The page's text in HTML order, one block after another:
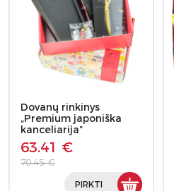
Dovanų rinkinys
„Premium japoniška
kanceliarija”
63.41 €
70.45 €
PIRKTI